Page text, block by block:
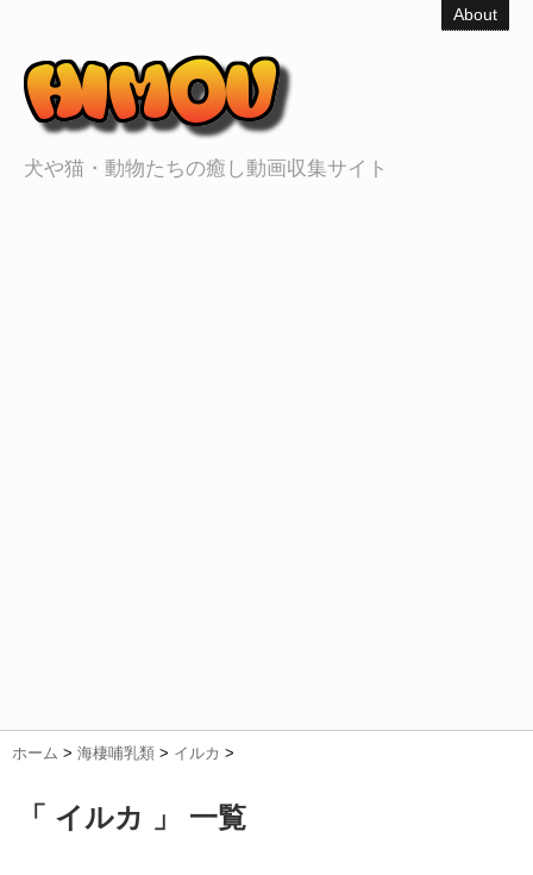
About
犬や猫・動物たちの癒し動画収集サイト
ホーム > 海棲哺乳類 > イルカ >
「 イルカ 」 一覧